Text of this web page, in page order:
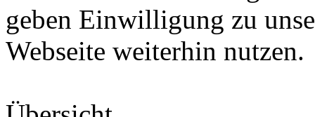
geben Einwilligung zu
Webseite weiterhin nutzen.